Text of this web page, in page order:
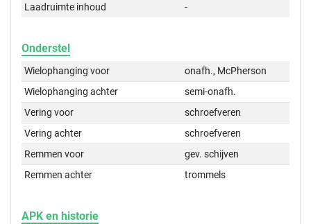
Laadruimte inhoud
-
Onderstel
Wielophanging voor
onafh., McPherson
Wielophanging achter
semi-onafh.
Vering voor
schroefveren
Vering achter
schroefveren
Remmen voor
gev. schijven
Remmen achter
trommels
APK en historie